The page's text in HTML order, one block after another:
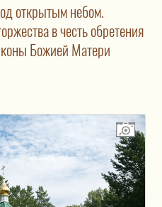
открытым небом.
в честь обретения
Божией Матери